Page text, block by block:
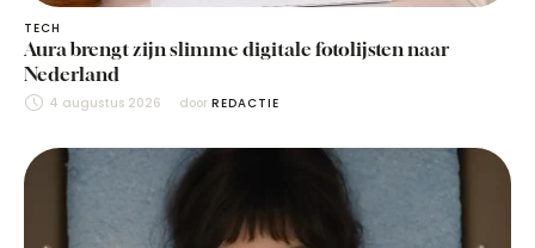
TECH
Aura brengt zijn slimme digitale fotolijsten naar
Nederland
4 augustus 2026 door REDACTIE